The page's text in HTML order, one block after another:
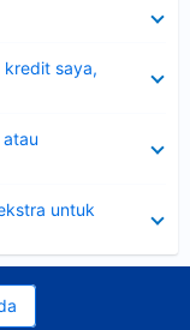
kredit saya,
untuk